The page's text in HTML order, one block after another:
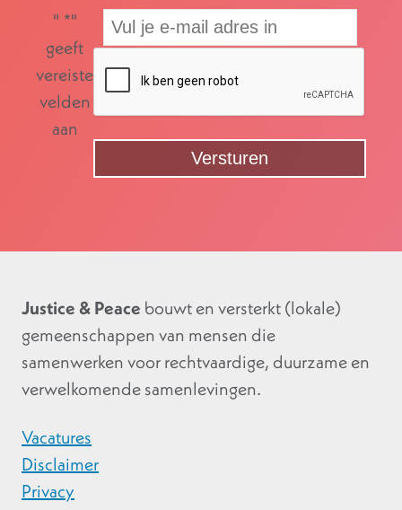
" *"
geeft
vereiste
velden
aan
Justice & Peace bouwt en versterkt (lokale)
gemeenschappen van mensen die
samenwerken voor rechtvaardige, duurzame en
verwelkomende samenlevingen.
Vacatures
Disclaimer
Privacy